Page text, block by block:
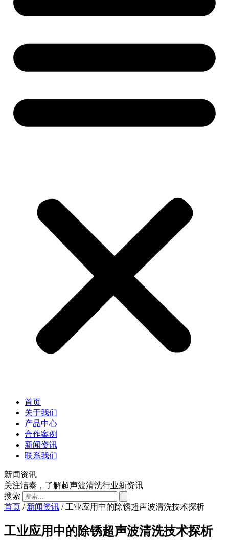
首页
关于我们
产品中心
合作案例
新闻资讯
联系我们
新闻资讯
关注洁泰，了解超声波清洗行业新资讯
搜索
首页 / 新闻资讯 / 工业应用中的除锈超声波清洗技术探析
工业应用中的除锈超声波清洗技术探析